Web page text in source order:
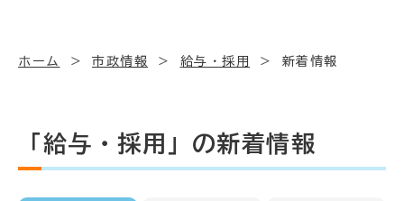
ホーム 市政情報 給与・採用 新着情報
「給与・採用」の新着情報